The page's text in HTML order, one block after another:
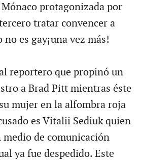
protagonizada por
tratar convencer a
es gay¡una vez más!
reportero que propinó un
a Brad Pitt mientras éste
mujer en la alfombra roja
es Vitalii Sediuk quien
de comunicación
ya fue despedido. Este